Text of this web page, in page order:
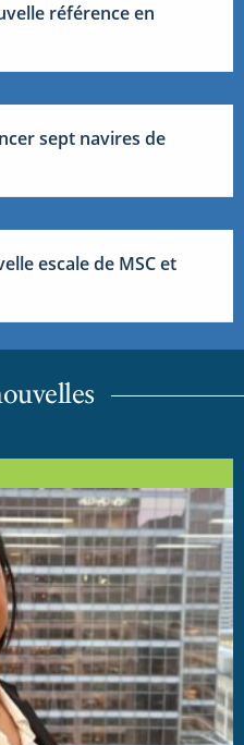
référence en
sept navires de
escale de MSC et